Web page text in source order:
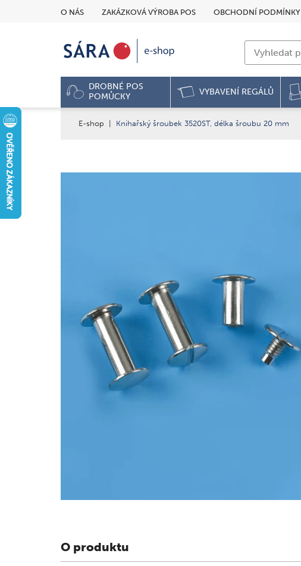
O NÁS ZAKÁZKOVÁ VÝROBA POS OBCHODNÍ PODMÍNKY
DROBNÉ POS
POMŮCKY
VYBAVENÍ REGÁLŮ
E-shop Knihařský šroubek 3520ST, délka šroubu 20 mm
O produktu